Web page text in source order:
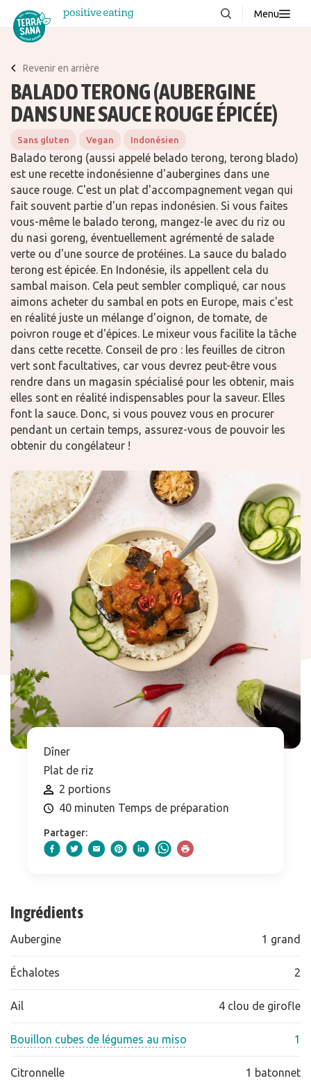
Menu
À propos de nous
Blog
Téléchargements
Produits
Recettes
Revenir en arrière
BALADO TERONG (AUBERGINE
DANS UNE SAUCE ROUGE ÉPICÉE)
Sans gluten Vegan Indonésien
Balado terong (aussi appelé belado terong, terong blado)
est une recette indonésienne d'aubergines dans une
sauce rouge. C'est un plat d'accompagnement vegan qui
fait souvent partie d'un repas indonésien. Si vous faites
vous-même le balado terong, mangez-le avec du riz ou
du nasi goreng, éventuellement agrémenté de salade
verte ou d'une source de protéines. La sauce du balado
terong est épicée. En Indonésie, ils appellent cela du
sambal maison. Cela peut sembler compliqué, car nous
aimons acheter du sambal en pots en Europe, mais c'est
en réalité juste un mélange d'oignon, de tomate, de
poivron rouge et d'épices. Le mixeur vous facilite la tâche
dans cette recette. Conseil de pro : les feuilles de citron
vert sont facultatives, car vous devrez peut-être vous
rendre dans un magasin spécialisé pour les obtenir, mais
elles sont en réalité indispensables pour la saveur. Elles
font la sauce. Donc, si vous pouvez vous en procurer
pendant un certain temps, assurez-vous de pouvoir les
obtenir du congélateur !
Dîner
Plat de riz
2 portions
40 minuten Temps de préparation
Partager:
Ingrédients
Aubergine 1 grand
Échalotes 2
Ail 4 clou de girofle
Bouillon cubes de légumes au miso 1
Citronnelle 1 batonnet